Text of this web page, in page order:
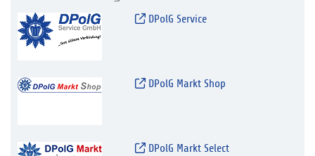
DPolG Service
DPolG Markt Shop
DPolG Markt Select